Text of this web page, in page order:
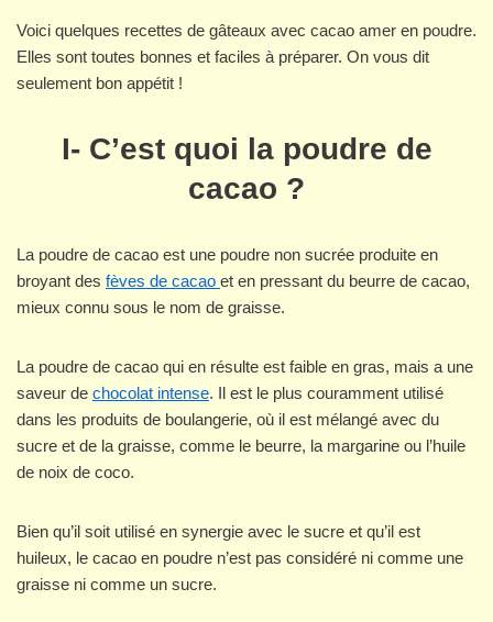
Voici quelques recettes de gâteaux avec cacao amer en poudre.
Elles sont toutes bonnes et faciles à préparer. On vous dit
seulement bon appétit !
I- C’est quoi la poudre de
cacao ?
La poudre de cacao est une poudre non sucrée produite en
broyant des fèves de cacao et en pressant du beurre de cacao,
mieux connu sous le nom de graisse.
La poudre de cacao qui en résulte est faible en gras, mais a une
saveur de chocolat intense. Il est le plus couramment utilisé
dans les produits de boulangerie, où il est mélangé avec du
sucre et de la graisse, comme le beurre, la margarine ou l’huile
de noix de coco.
Bien qu’il soit utilisé en synergie avec le sucre et qu’il est
huileux, le cacao en poudre n’est pas considéré ni comme une
graisse ni comme un sucre.